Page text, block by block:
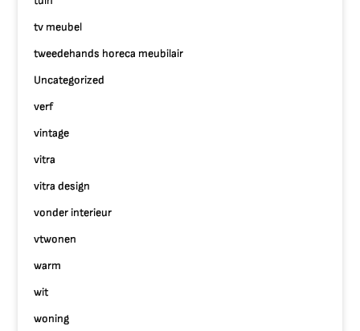
tv meubel
tweedehands horeca meubilair
Uncategorized
verf
vintage
vitra
vitra design
vonder interieur
vtwonen
warm
wit
woning